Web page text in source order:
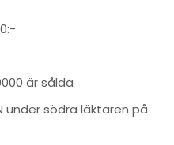
är sålda
under södra läktaren på